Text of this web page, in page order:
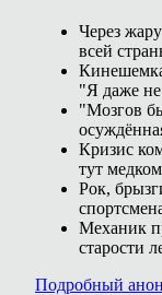
Через
всей
"Я даже
"Мозгов
Кризис
тут
Рок,
Механик
старости
Подробный